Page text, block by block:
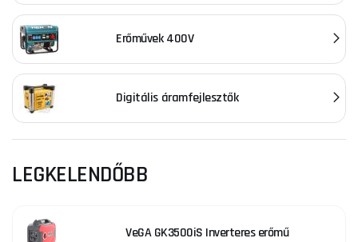
Erőművek 400V
Digitális áramfejlesztők
LEGKELENDŐBB
VeGA GK3500iS Inverteres erőmű